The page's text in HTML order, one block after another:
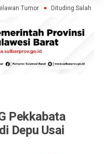
Tumor Dituding
Pekkabata
Depu Usai